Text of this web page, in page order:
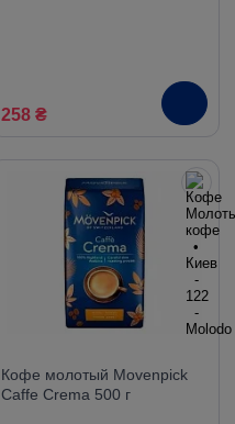
258 ₴
Кофе молотый Movenpick
Caffe Crema 500 г